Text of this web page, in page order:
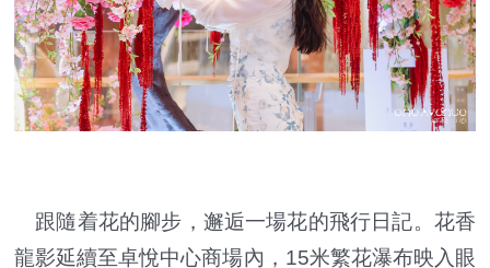
跟隨着花的腳步，邂逅一場花的飛行日記。花香
龍影延續至卓悅中心商場內，15米繁花瀑布映入眼